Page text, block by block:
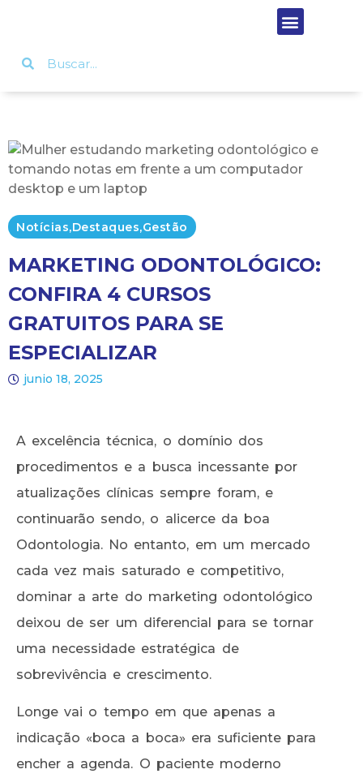
Notícias,Destaques,Gestão
MARKETING ODONTOLÓGICO:
CONFIRA 4 CURSOS
GRATUITOS PARA SE
ESPECIALIZAR
junio 18, 2025
A excelência técnica, o domínio dos
procedimentos e a busca incessante por
atualizações clínicas sempre foram, e
continuarão sendo, o alicerce da boa
Odontologia. No entanto, em um mercado
cada vez mais saturado e competitivo,
dominar a arte do marketing odontológico
deixou de ser um diferencial para se tornar
uma necessidade estratégica de
sobrevivência e crescimento.
Longe vai o tempo em que apenas a
indicação «boca a boca» era suficiente para
encher a agenda. O paciente moderno